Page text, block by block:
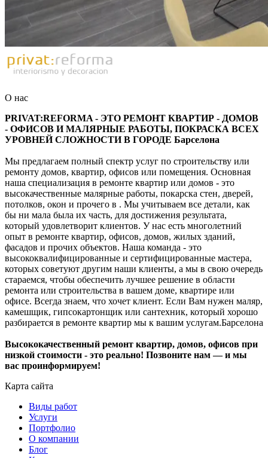
О нас
PRIVAT:REFORMA - ЭТО РЕМОНТ КВАРТИР - ДОМОВ
- ОФИСОВ И МАЛЯРНЫЕ РАБОТЫ, ПОКРАСКА ВСЕХ
УРОВНЕЙ СЛОЖНОСТИ В ГОРОДЕ Барселона
Мы предлагаем полный спектр услуг по строительству или
ремонту домов, квартир, офисов или помещения. Основная
наша специализация в ремонте квартир или домов - это
высокачественные малярные работы, покарска стен, дверей,
потолков, окон и прочего в . Мы учитываем все детали, как
бы ни мала была их часть, для достижения результата,
который удовлетворит клиентов. У нас есть многолетний
опыт в ремонте квартир, офисов, домов, жилых зданий,
фасадов и прочих объектов. Наша команда - это
высококвалифицированные и сертифицированные мастера,
которых советуют другим наши клиенты, а мы в свою очередь
стараемся, чтобы обеспечить лучшее решение в области
ремонта или строительства в вашем доме, квартире или
офисе. Всегда знаем, что хочет клиент. Если Вам нужен маляр,
камешщик, гипсокартонщик или сантехник, который хорошо
разбирается в ремонте квартир мы к вашим услугам.Барселона
Высококачественный ремонт квартир, домов, офисов при
низкой стоимости - это реально! Позвоните нам — и мы
вас проинформируем!
Карта сайта
Виды работ
Услуги
Портфолио
О компании
Блог